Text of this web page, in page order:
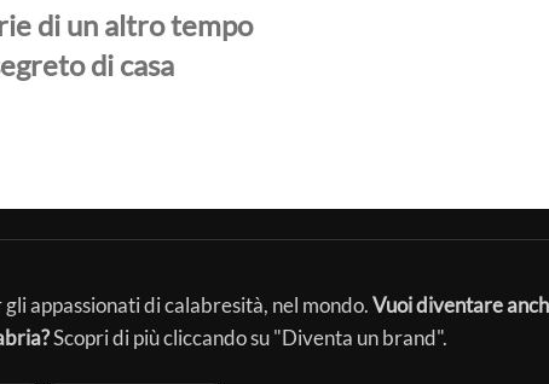
di un altro tempo
di casa
appassionati di calabresità, nel mondo.Vuoi diventare
Scopri di più cliccando su "Diventa un brand".